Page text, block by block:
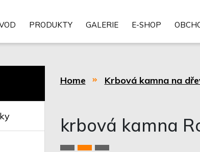
PRODUKTY GALERIE E-SHOP
Home Krbová kamna na
krbová kamna